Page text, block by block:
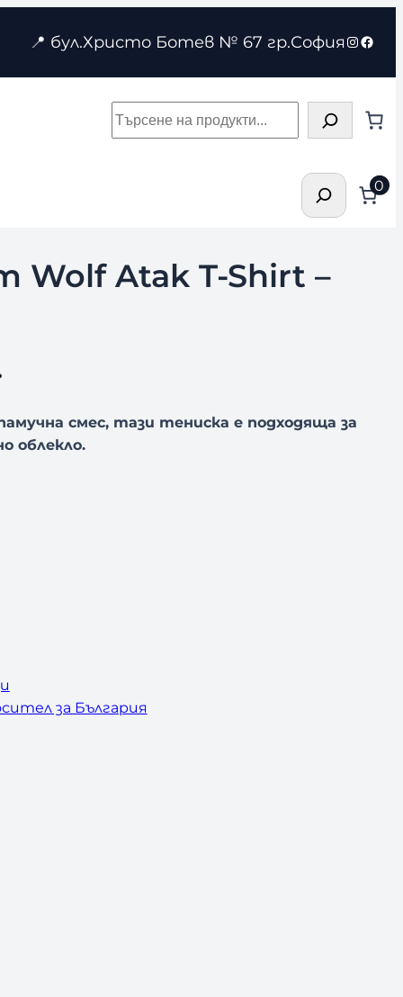
📍 бул.Христо Ботев № 67 гр.София
Търсене
Търсене0
Wolf Atak T-Shirt –
смес, тази тениска е подходяща за
облекло.
за България